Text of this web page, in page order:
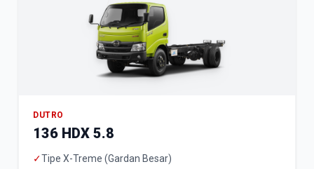
DUTRO
136 HDX 5.8
✓Tipe X-Treme (Gardan Besar)